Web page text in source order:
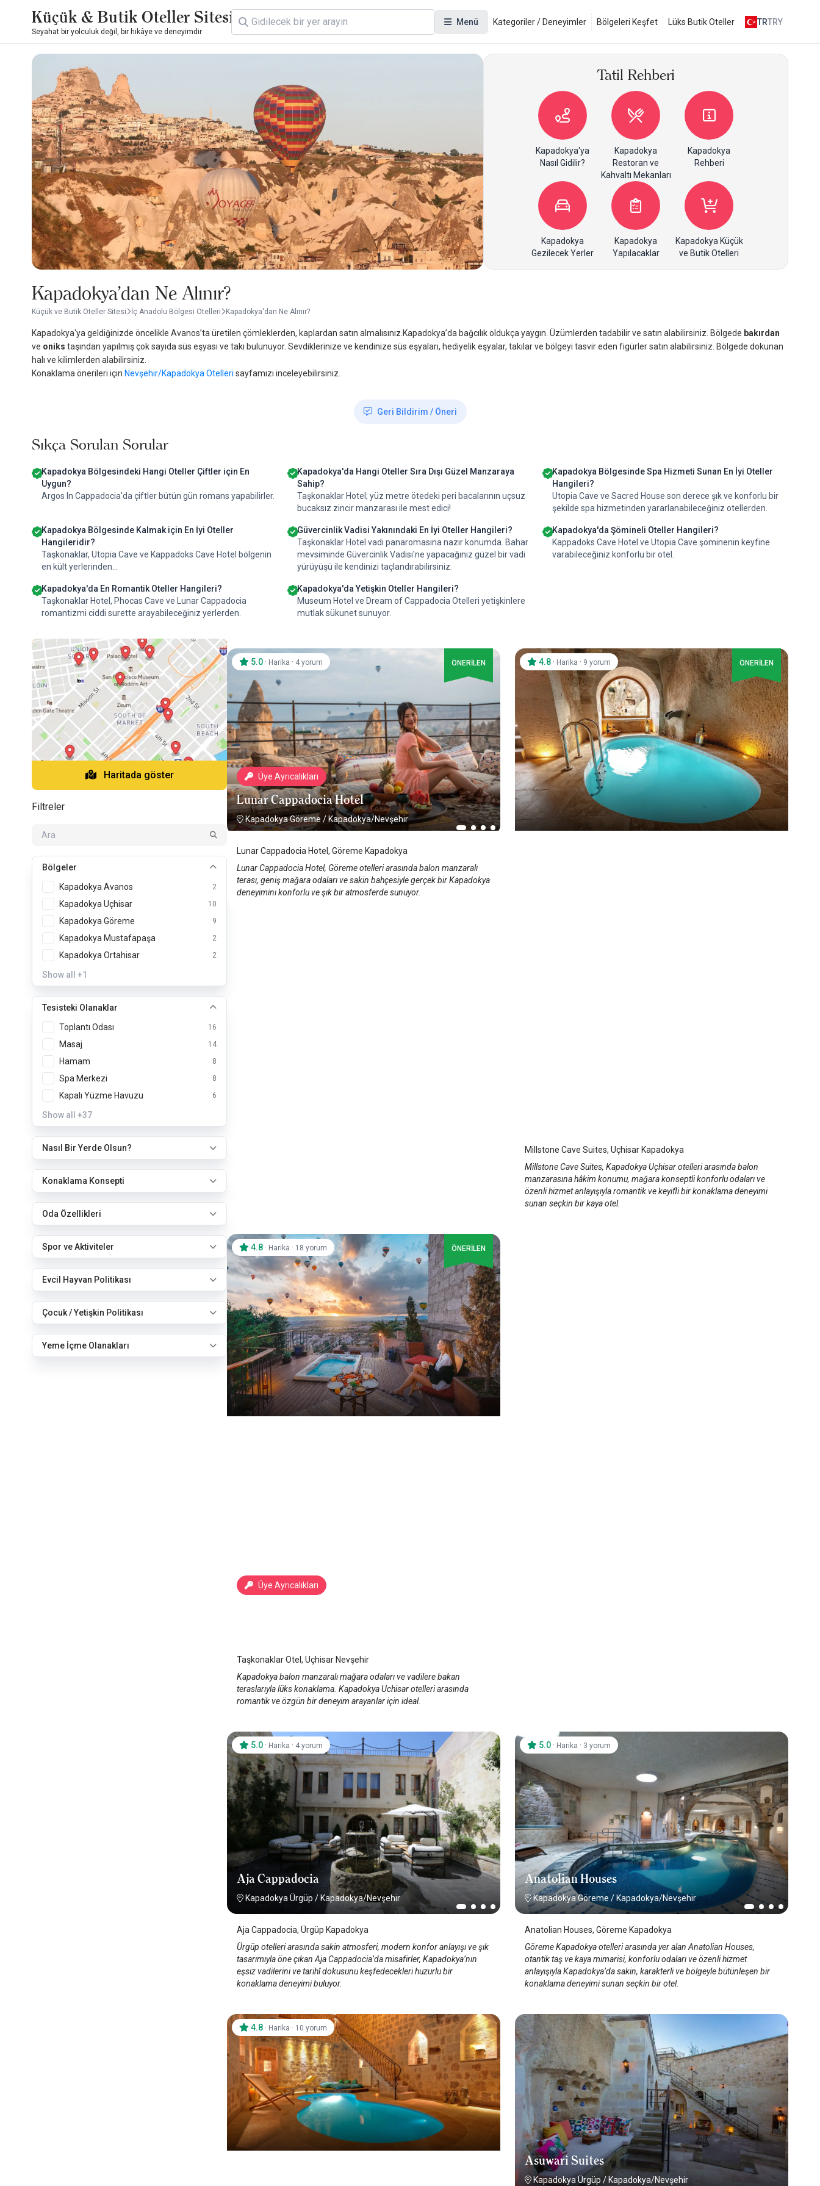
Küçük & Butik Oteller Sitesi
Seyahat bir yolculuk değil, bir hikâye ve deneyimdir
Menü Kategoriler / Deneyimler Bölgeleri Keşfet Lüks Butik Oteller TRTRY
Tatil Rehberi
Kapadokya'ya
Nasıl Gidilir?
Kapadokya
Restoran ve
Kahvaltı Mekanları
Kapadokya
Rehberi
Kapadokya
Gezilecek Yerler
Kapadokya
Yapılacaklar
Kapadokya Küçük
ve Butik Otelleri
Kapadokya'dan Ne Alınır?
Küçük ve Butik Oteller Sitesi İç Anadolu Bölgesi Otelleri Kapadokya'dan Ne Alınır?
Kapadokya'ya geldiğinizde öncelikle Avanos’ta üretilen çömleklerden, kaplardan satın almalısınız.Kapadokya’da bağcılık oldukça yaygın. Üzümlerden tadabilir ve satın alabilirsiniz. Bölgede bakırdan
ve oniks taşından yapılmış çok sayıda süs eşyası ve takı bulunuyor. Sevdiklerinize ve kendinize süs eşyaları, hediyelik eşyalar, takılar ve bölgeyi tasvir eden figürler satın alabilirsiniz. Bölgede dokunan
halı ve kilimlerden alabilirsiniz.
Konaklama önerileri için Nevşehir/Kapadokya Otelleri sayfamızı inceleyebilirsiniz.
Geri Bildirim / Öneri
Sıkça Sorulan Sorular
Kapadokya Bölgesindeki Hangi Oteller Çiftler için En
Uygun?
Argos In Cappadocia'da çiftler bütün gün romans yapabilirler.
Kapadokya'da Hangi Oteller Sıra Dışı Güzel Manzaraya
Sahip?
Taşkonaklar Hotel; yüz metre ötedeki peri bacalarının uçsuz
bucaksız zincir manzarası ile mest edici!
Kapadokya Bölgesinde Spa Hizmeti Sunan En İyi Oteller
Hangileri?
Utopia Cave ve Sacred House son derece şık ve konforlu bir
şekilde spa hizmetinden yararlanabileceğiniz otellerden.
Kapadokya Bölgesinde Kalmak için En İyi Oteller
Hangileridir?
Taşkonaklar, Utopia Cave ve Kappadoks Cave Hotel bölgenin
en kült yerlerinden...
Güvercinlik Vadisi Yakınındaki En İyi Oteller Hangileri?
Taşkonaklar Hotel vadi panaromasına nazır konumda. Bahar
mevsiminde Güvercinlik Vadisi'ne yapacağınız güzel bir vadi
yürüyüşü ile kendinizi taçlandırabilirsiniz.
Kapadokya'da Şömineli Oteller Hangileri?
Kappadoks Cave Hotel ve Utopia Cave şöminenin keyfine
varabileceğiniz konforlu bir otel.
Kapadokya'da En Romantik Oteller Hangileri?
Taşkonaklar Hotel, Phocas Cave ve Lunar Cappadocia
romantizmi ciddi surette arayabileceğiniz yerlerden.
Kapadokya'da Yetişkin Oteller Hangileri?
Museum Hotel ve Dream of Cappadocia Otelleri yetişkinlere
mutlak sükunet sunuyor.
Haritada göster
Filtreler
Bölgeler
Kapadokya Avanos
2
Kapadokya Uçhisar 10
Kapadokya Göreme 9
Kapadokya Mustafapaşa 2
Kapadokya Ortahisar 2
Show all +1
Tesisteki Olanaklar
Toplantı Odası
16
Masaj 14
Hamam 8
Spa Merkezi 8
Kapalı Yüzme Havuzu 6
Show all +37
Nasıl Bir Yerde Olsun?
Konaklama Konsepti
Oda Özellikleri
Spor ve Aktiviteler
Evcil Hayvan Politikası
Çocuk / Yetişkin Politikası
Yeme İçme Olanakları
Üye Ayrıcalıkları
Lunar Cappadocia Hotel
Kapadokya Göreme / Kapadokya/Nevşehir
5.0 · Harika · 4 yorum ÖNERİLEN
Lunar Cappadocia Hotel, Göreme Kapadokya
Lunar Cappadocia Hotel, Göreme otelleri arasında balon manzaralı
terası, geniş mağara odaları ve sakin bahçesiyle gerçek bir Kapadokya
deneyimini konforlu ve şık bir atmosferde sunuyor.
4.8 · Harika · 9 yorum ÖNERİLEN
Millstone Cave Suites, Uçhisar Kapadokya
Millstone Cave Suites, Kapadokya Uçhisar otelleri arasında balon
manzarasına hâkim konumu, mağara konseptli konforlu odaları ve
özenli hizmet anlayışıyla romantik ve keyifli bir konaklama deneyimi
sunan seçkin bir kaya otel.
Üye Ayrıcalıkları
4.8 · Harika · 18 yorum ÖNERİLEN
Taşkonaklar Otel, Uçhisar Nevşehir
Kapadokya balon manzaralı mağara odaları ve vadilere bakan
teraslarıyla lüks konaklama. Kapadokya Uchisar otelleri arasında
romantik ve özgün bir deneyim arayanlar için ideal.
Aja Cappadocia
Kapadokya Ürgüp /Kapadokya/Nevşehir
5.0 · Harika · 4 yorum
Aja Cappadocia, Ürgüp Kapadokya
Ürgüp otelleri arasında sakin atmosferi, modern konfor anlayışı ve şık
tasarımıyla öne çıkan Aja Cappadocia’da misafirler, Kapadokya’nın
eşsiz vadilerini ve tarihî dokusunu keşfedecekleri huzurlu bir
konaklama deneyimi buluyor.
Anatolian Houses
Kapadokya Göreme / Kapadokya/Nevşehir
5.0 · Harika · 3 yorum
Anatolian Houses, Göreme Kapadokya
Göreme Kapadokya otelleri arasında yer alan Anatolian Houses,
otantik taş ve kaya mimarisi, konforlu odaları ve özenli hizmet
anlayışıyla Kapadokya’da sakin, karakterli ve bölgeyle bütünleşen bir
konaklama deneyimi sunan seçkin bir otel.
4.8 · Harika · 10 yorum
Asuwari Suites
Kapadokya Ürgüp / Kapadokya/Nevşehir